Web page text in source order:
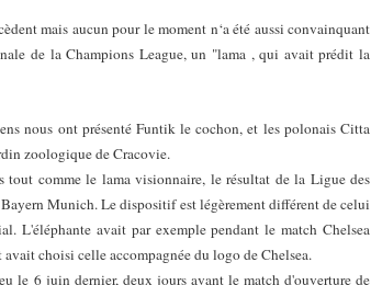
mais aucun pour le moment n‘a été aussi convainquant
de la Champions League, un "lama , qui avait prédit la
nous ont présenté Funtik le cochon, et les polonais Citta
zoologique de Cracovie.
tout comme le lama visionnaire, le résultat de la Ligue des
Munich. Le dispositif est légèrement différent de celui
L'éléphante avait par exemple pendant le match Chelsea
choisi celle accompagnée du logo de Chelsea.
le 6 juin dernier, deux jours avant le match d'ouverture de